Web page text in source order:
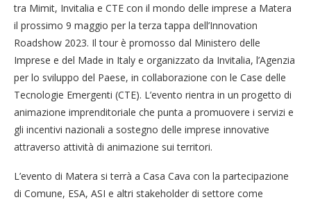
tra Mimit, Invitalia e CTE con il mondo delle imprese a Matera
il prossimo 9 maggio per la terza tappa dell’Innovation
Roadshow 2023. Il tour è promosso dal Ministero delle
Imprese e del Made in Italy e organizzato da Invitalia, l’Agenzia
per lo sviluppo del Paese, in collaborazione con le Case delle
Tecnologie Emergenti (CTE). L’evento rientra in un progetto di
animazione imprenditoriale che punta a promuovere i servizi e
gli incentivi nazionali a sostegno delle imprese innovative
attraverso attività di animazione sui territori.
L’evento di Matera si terrà a Casa Cava con la partecipazione
di Comune, ESA, ASI e altri stakeholder di settore come